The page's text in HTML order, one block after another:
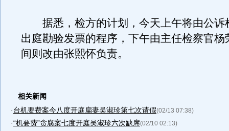
据悉，检方的计划，今天上午将由公诉
出庭勘验发票的程序，下午由主任检察官杨
间则改由张熙怀负责。
相关新闻
·台机要费案今八度开庭扁妻吴淑珍第七次请假(02/13 07:38)
·“机要费”贪腐案七度开庭吴淑珍六次缺席(02/10 02:13)